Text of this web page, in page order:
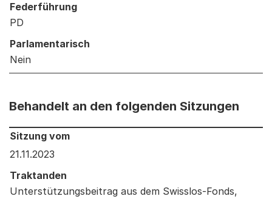
Federführung
PD
Parlamentarisch
Nein
Behandelt an den folgenden Sitzungen
Behandelt an den folgenden Sitzungen: Informationen
Sitzung vom
21.11.2023
Traktanden
Unterstützungsbeitrag aus dem Swisslos-Fonds,